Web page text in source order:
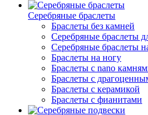
Серебряные браслеты
Браслеты без камней
Серебряные браслеты
Серебряные браслеты
Браслеты на ногу
Браслеты с nano
Браслеты с
Браслеты с керамикой
Браслеты с фианитами